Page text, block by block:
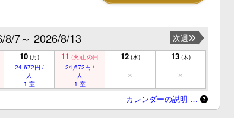
8/7～ 2026/8/13
次週
10 (月) 11 (火)山の日 12 (水) 13 (木)
24,672円 /
人
1 室
24,672円 /
人
1 室
カレンダーの説明 …